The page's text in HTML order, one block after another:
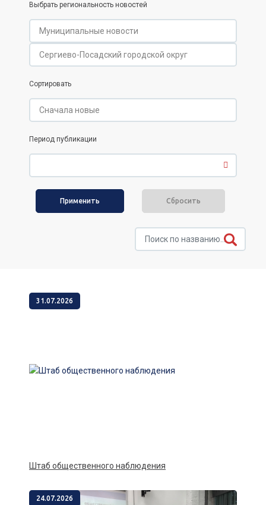
Выбрать региональность новостей
Сортировать
Период публикации
Сбросить
31.07.2026
Штаб общественного наблюдения
24.07.2026